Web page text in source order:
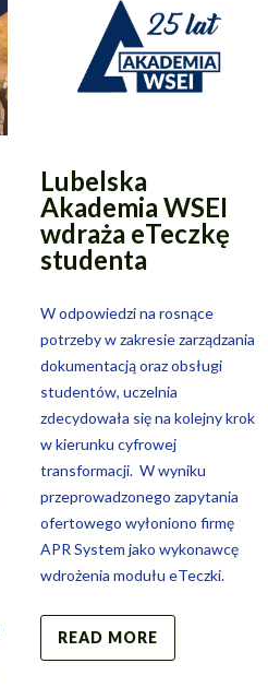
Lubelska
Akademia WSEI
wdraża eTeczkę
studenta
W odpowiedzi na rosnące
potrzeby w zakresie zarządzania
dokumentacją oraz obsługi
studentów, uczelnia
zdecydowała się na kolejny krok
w kierunku cyfrowej
transformacji. W wyniku
przeprowadzonego zapytania
ofertowego wyłoniono firmę
APR System jako wykonawcę
wdrożenia modułu eTeczki.
READ MORE